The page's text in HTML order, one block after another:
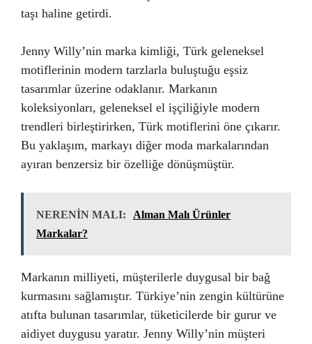
taşı haline getirdi.
Jenny Willy’nin marka kimliği, Türk geleneksel
motiflerinin modern tarzlarla buluştuğu eşsiz
tasarımlar üzerine odaklanır. Markanın
koleksiyonları, geleneksel el işçiliğiyle modern
trendleri birleştirirken, Türk motiflerini öne çıkarır.
Bu yaklaşım, markayı diğer moda markalarından
ayıran benzersiz bir özelliğe dönüşmüştür.
NERENİN MALI:
Alman Malı Ürünler
Markalar?
Markanın milliyeti, müşterilerle duygusal bir bağ
kurmasını sağlamıştır. Türkiye’nin zengin kültürüne
atıfta bulunan tasarımlar, tüketicilerde bir gurur ve
aidiyet duygusu yaratır. Jenny Willy’nin müşteri